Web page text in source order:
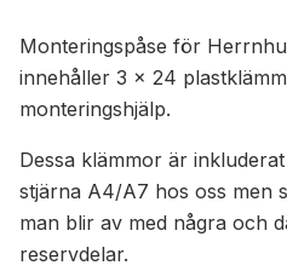
Monteringspåse för
innehåller 3 x 24
monteringshjälp.
Dessa klämmor är
stjärna A4/A7 hos oss men
man blir av med några och
reservdelar.